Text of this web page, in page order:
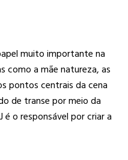
muito importante na
como a mãe natureza, as
pontos centrais da cena
de transe por meio da
o responsável por criar a